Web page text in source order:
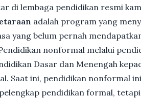
di lembaga pendidikan resmi
adalah program yang
yang belum pernah
nonformal melalui
Dasar dan Menengah
Saat ini, pendidikan nonformal
pendidikan formal,